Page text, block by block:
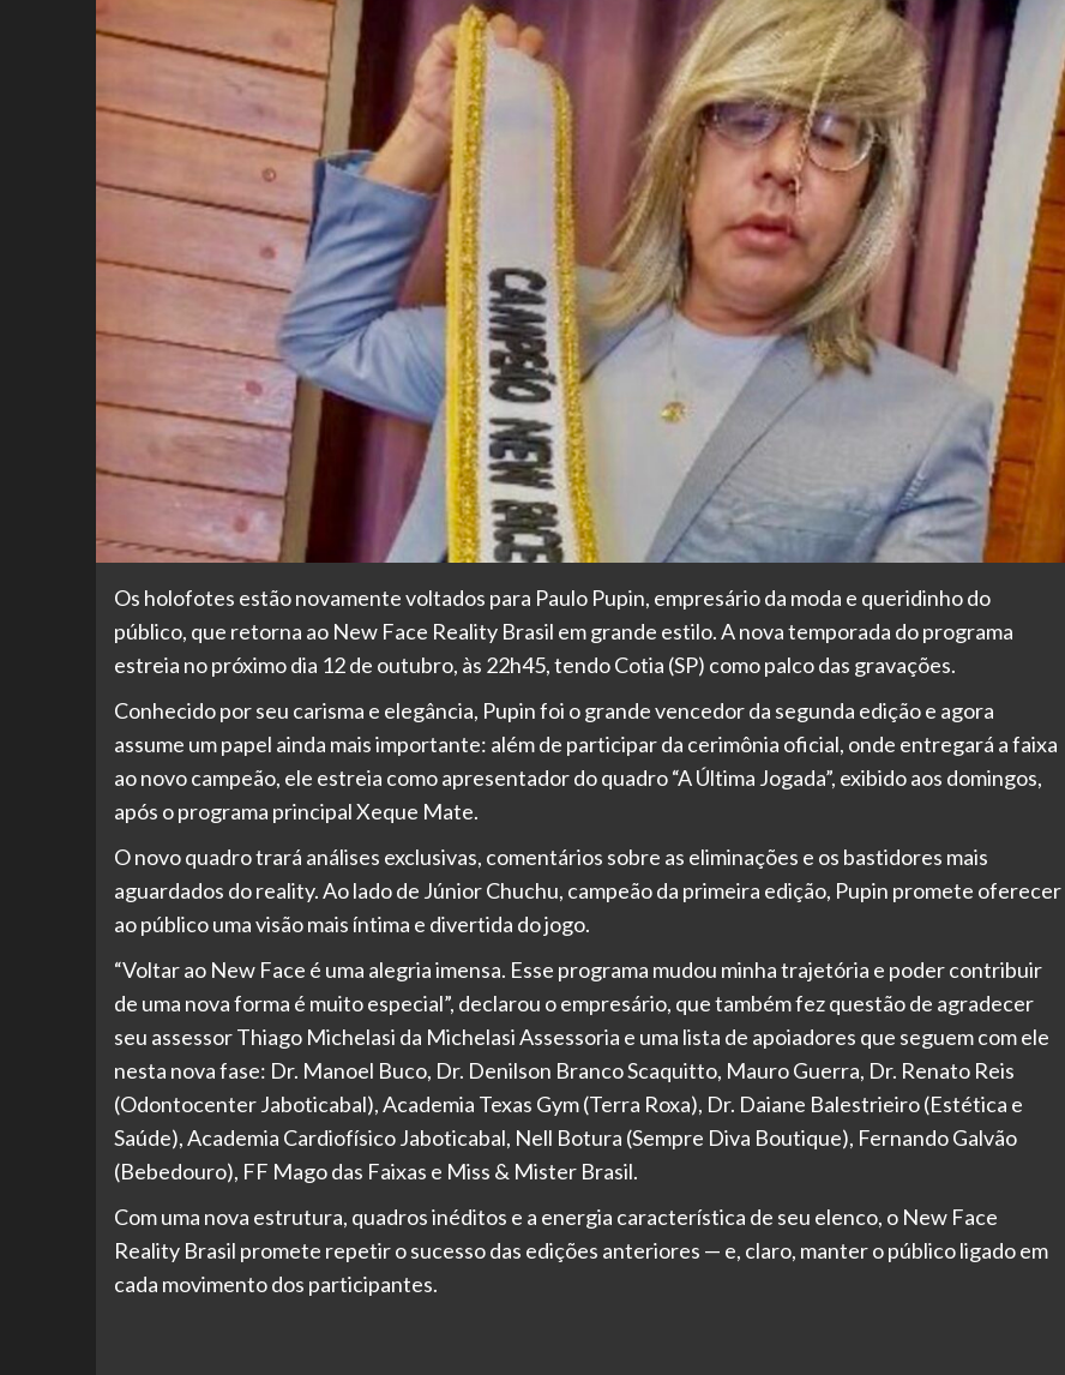
Os holofotes estão novamente voltados para Paulo Pupin, empresário da moda e queridinho do
público, que retorna ao New Face Reality Brasil em grande estilo. A nova temporada do programa
estreia no próximo dia 12 de outubro, às 22h45, tendo Cotia (SP) como palco das gravações.
Conhecido por seu carisma e elegância, Pupin foi o grande vencedor da segunda edição e agora
assume um papel ainda mais importante: além de participar da cerimônia oficial, onde entregará a faixa
ao novo campeão, ele estreia como apresentador do quadro “A Última Jogada”, exibido aos domingos,
após o programa principal Xeque Mate.
O novo quadro trará análises exclusivas, comentários sobre as eliminações e os bastidores mais
aguardados do reality. Ao lado de Júnior Chuchu, campeão da primeira edição, Pupin promete oferecer
ao público uma visão mais íntima e divertida do jogo.
“Voltar ao New Face é uma alegria imensa. Esse programa mudou minha trajetória e poder contribuir
de uma nova forma é muito especial”, declarou o empresário, que também fez questão de agradecer
seu assessor Thiago Michelasi da Michelasi Assessoria e uma lista de apoiadores que seguem com ele
nesta nova fase: Dr. Manoel Buco, Dr. Denilson Branco Scaquitto, Mauro Guerra, Dr. Renato Reis
(Odontocenter Jaboticabal), Academia Texas Gym (Terra Roxa), Dr. Daiane Balestrieiro (Estética e
Saúde), Academia Cardiofísico Jaboticabal, Nell Botura (Sempre Diva Boutique), Fernando Galvão
(Bebedouro), FF Mago das Faixas e Miss & Mister Brasil.
Com uma nova estrutura, quadros inéditos e a energia característica de seu elenco, o New Face
Reality Brasil promete repetir o sucesso das edições anteriores — e, claro, manter o público ligado em
cada movimento dos participantes.